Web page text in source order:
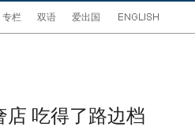
专栏 双语 爱出国
吃得了路边档